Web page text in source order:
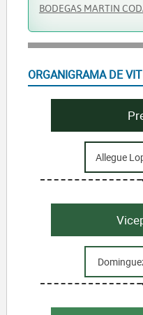
BODEGAS MARTIN
ORGANIGRAMA DE
Allegue